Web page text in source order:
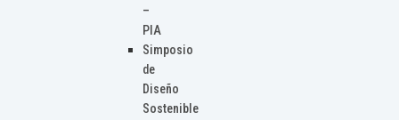
–
PIA
Simposio
de
Diseño
Sostenible